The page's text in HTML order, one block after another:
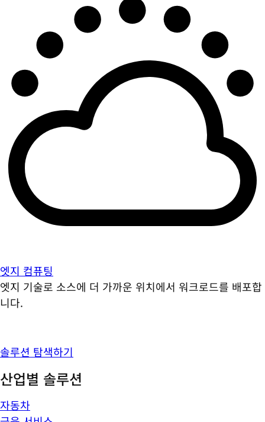
엣지 컴퓨팅
엣지 기술로 소스에 더 가까운 위치에서 워크로드를 배포합
니다.
솔루션 탐색하기
산업별 솔루션
자동차